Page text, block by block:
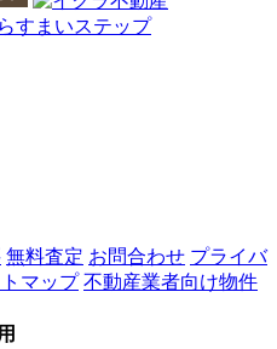
無料査定 お問合わせ プライバ
マップ 不動産業者向け物件